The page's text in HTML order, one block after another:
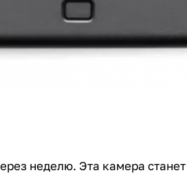
неделю. Эта камера станет